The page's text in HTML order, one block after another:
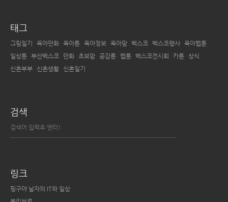
태그
그림일기 육아만화 육아툰 육아정보 육아맘 벡스코 벡스코행사 육아웹툰
일상툰 부산벡스코 만화 초보맘 공감툰 웹툰 벡스코전시회 카툰 상식
신혼부부 신혼생활 신혼일기
검색
링크
핑구야 날자의 IT와 일상